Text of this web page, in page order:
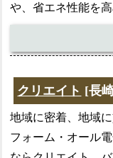
や、省エネ性能を
クリエイト [長
地域に密着、地域
フォーム・オール